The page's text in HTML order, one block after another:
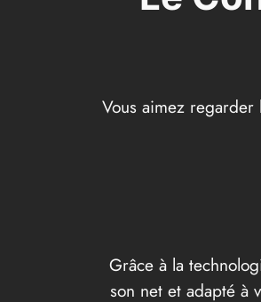
Vous aimez
Grâce à la
son net et adapté à